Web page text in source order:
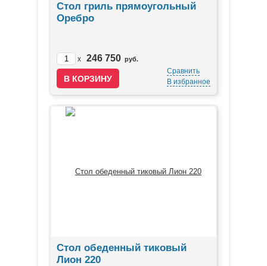
Стол гриль прямоугольный
Оребро
x 246 750 руб.
Сравнить
В избранное
Стол обеденный тиковый
Лион 220